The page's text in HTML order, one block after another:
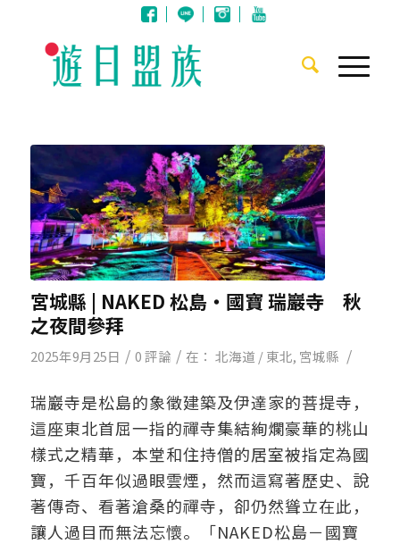
宮城縣 | NAKED 松島・國寶 瑞巖寺 秋
之夜間參拜
2025年9月25日 / 0 評論 / 在： 北海道 / 東北, 宮城縣 /
瑞巖寺是松島的象徵建築及伊達家的菩提寺，
這座東北首屈一指的禪寺集結絢爛豪華的桃山
樣式之精華，本堂和住持僧的居室被指定為國
寶，千百年似過眼雲煙，然而這寫著歷史、說
著傳奇、看著滄桑的禪寺，卻仍然聳立在此，
讓人過目而無法忘懷。「NAKED松島－國寶